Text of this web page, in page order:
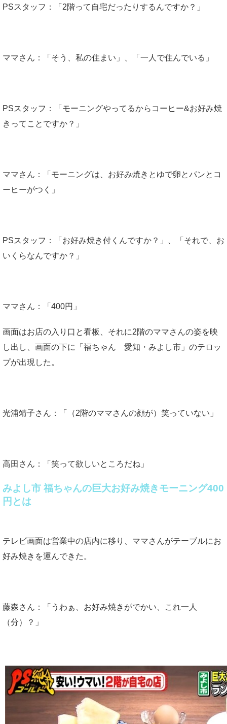
PSスタッフ：「2階って自宅だったりするんですか？」
ママさん：「そう、私の住まい」、「一人で住んでいる」
PSスタッフ：「モーニングやってるからコーヒー&お好み焼
きってことですか？」
ママさん：「モーニングは、お好み焼きとゆで卵とパンとコ
ーヒーがつく」
PSスタッフ：「お好み焼き付くんですか？」、「それで、お
いくらなんですか？」
ママさん：「400円」
画面はお店の入り口と看板、それに2階のママさんの姿を映
し出し、画面の下に「福ちゃん 愛知・みよし市」のテロッ
プが出現した。
光浦靖子さん：「（2階のママさんの顔が）笑っていない」
高田さん：「笑って欲しいところだね」
みよし市 福ちゃんの巨大お好み焼きモーニング400
円とは
テレビ画面は営業中の店内に移り、ママさんがテーブルにお
好み焼きを運んできた。
藤森さん：「うわぁ、お好み焼きがでかい、これ一人
（分）？」